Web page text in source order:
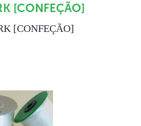
[CONFEÇÃO]
[CONFEÇÃO]